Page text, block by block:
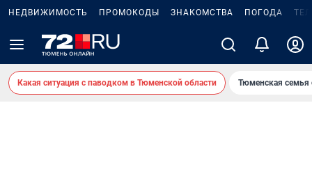
НЕДВИЖИМОСТЬ ПРОМОКОДЫ ЗНАКОМСТВА ПОГОДА
Какая ситуация с паводком в Тюменской области Тюменская семья